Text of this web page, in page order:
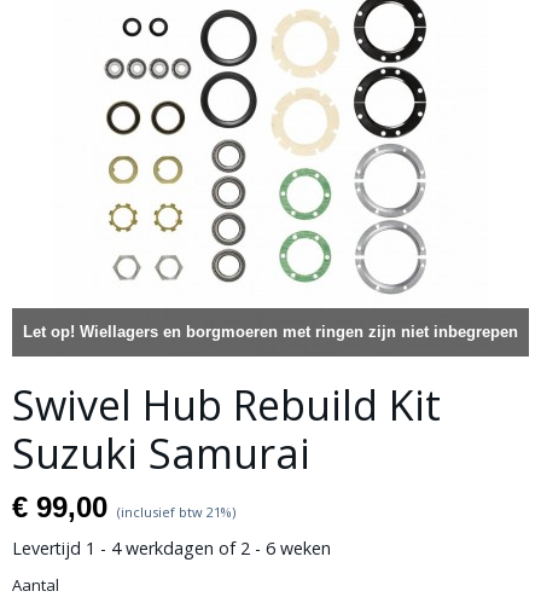
Let op! Wiellagers en borgmoeren met ringen zijn niet inbegrepen
Swivel Hub Rebuild Kit
Suzuki Samurai
€ 99,00 (inclusief btw 21%)
Levertijd 1 - 4 werkdagen of 2 - 6 weken
Aantal